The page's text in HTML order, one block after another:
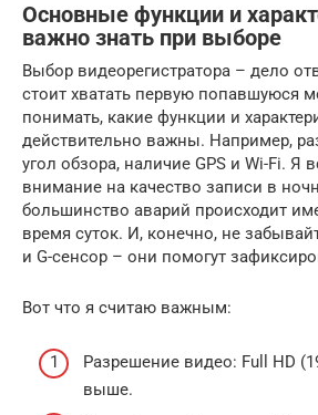
Основные функции и
важно знать при выборе
Выбор видеорегистратора – дело
стоит хватать первую попавшуюся
понимать, какие функции и
действительно важны. Например,
угол обзора, наличие GPS и Wi-Fi. Я
внимание на качество записи в
большинство аварий происходит
время суток. И, конечно, не
и G-сенсор – они помогут
Вот что я считаю важным:
Разрешение видео: Full HD
выше.